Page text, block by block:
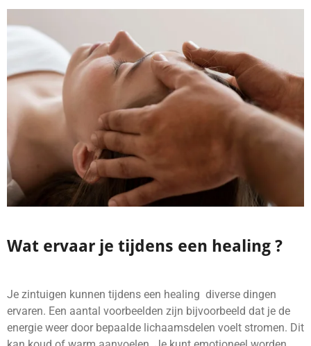
Wat ervaar je tijdens een healing ?
Je zintuigen kunnen tijdens een healing diverse dingen
ervaren. Een aantal voorbeelden zijn bijvoorbeeld dat je de
energie weer door bepaalde lichaamsdelen voelt stromen. Dit